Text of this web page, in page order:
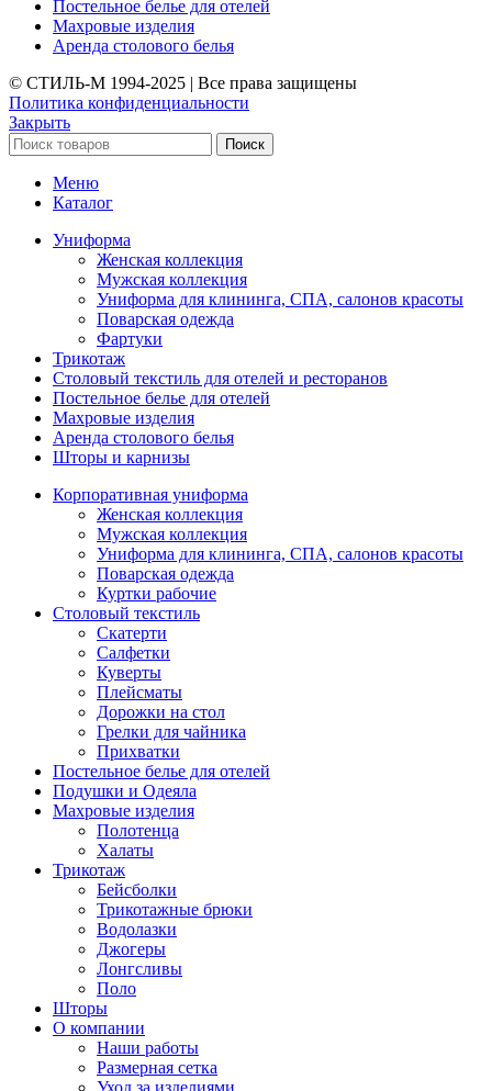
Постельное белье для отелей
Махровые изделия
Аренда столового белья
© СТИЛЬ-М 1994-2025 | Все права защищены
Политика конфиденциальности
Закрыть
Поиск
Меню
Каталог
Униформа
Женская коллекция
Мужская коллекция
Униформа для клининга, СПА, салонов красоты
Поварская одежда
Фартуки
Трикотаж
Столовый текстиль для отелей и ресторанов
Постельное белье для отелей
Махровые изделия
Аренда столового белья
Шторы и карнизы
Корпоративная униформа
Женская коллекция
Мужская коллекция
Униформа для клининга, СПА, салонов красоты
Поварская одежда
Куртки рабочие
Столовый текстиль
Скатерти
Салфетки
Куверты
Плейсматы
Дорожки на стол
Грелки для чайника
Прихватки
Постельное белье для отелей
Подушки и Одеяла
Махровые изделия
Полотенца
Халаты
Трикотаж
Бейсболки
Трикотажные брюки
Водолазки
Джогеры
Лонгсливы
Поло
Шторы
О компании
Наши работы
Размерная сетка